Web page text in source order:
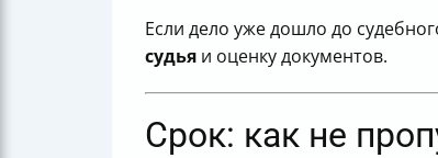
Если дело уже дошло до
судья и оценку документов.
Срок: как не